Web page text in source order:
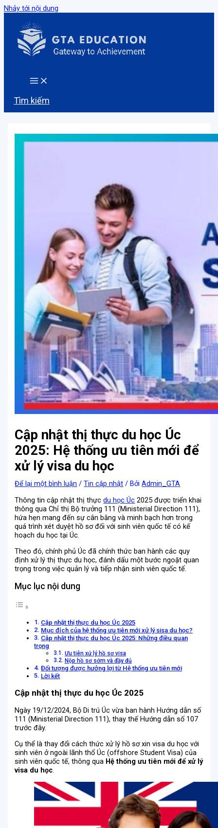
Nhảy tới nội dung
Tìm kiếm
Cập nhật thị thực du học Úc
2025: Hệ thống ưu tiên mới để
xử lý visa du học
Để lại một bình luận /Tin cập nhật / BởiAdmin_GTA
Thông tin cập nhật thị thựcdu học Úc 2025 được triển khai
thông qua Chỉ thị Bộ trưởng 111 (Ministerial Direction 111),
hứa hẹn mang đến sự cân bằng và minh bạch hơn trong
quá trình xét duyệt hồ sơ đối với sinh viên quốc tế có kế
hoạch du học tại Úc.
Theo đó, chính phủ Úc đã chính thức ban hành các quy
định xử lý thị thực du học, đánh dấu một bước ngoặt quan
trọng trong việc quản lý và tiếp nhận sinh viên quốc tế.
Mục lục nội dung
Cập nhật thị thực du học Úc 2025
Mục đích của hệ thống ưu tiên mới xử lý sisa du học?
Cập nhật thị thực du học Úc 2025: Những điều quan
trọng
Ưu tiên xử lý hồ sơ visa
Nộp hồ sơ sớm và đầy đủ
Đối tượng được hưởng lợi từ Hệ thống ưu tiên mới
Lời kết
Cập nhật thị thực du học Úc 2025
Ngày 19/12/2024, Bộ Di trú Úc vừa ban hành Hướng dẫn số
111 (Ministerial Direction 111), thay thế Hướng dẫn số 107
trước đây.
Cụ thể là thay đổi cách thức xử lý hồ sơ xin visa du học với
sinh viên ở ngoài lãnh thổ Úc (offshore Student Visa) của
sinh viên quốc tế, thông qua Hệ thống ưu tiên mới để xử lý
visa du học.